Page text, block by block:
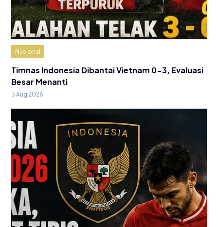
Nasional
Timnas Indonesia Dibantai Vietnam 0-3, Evaluasi
Besar Menanti
3 Aug 2026